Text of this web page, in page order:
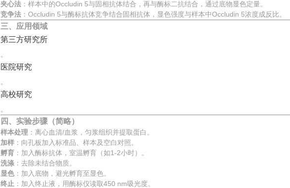
夹心法 ：样本中的Occludin 5与固相抗体结合，再与酶标二抗结合，通过底物显色定量。
竞争法 ：Occludin 5与酶标抗体竞争结合固相抗体，显色强度与样本中Occludin 5浓度成反比。
三、应用领域
第三方研究所
。
医院研究
。
高校研究
。
四、实验步骤（简略）
样本处理 ：离心血清/血浆，匀浆组织并提取蛋白。
加样 ：向孔板加入标准品、样本及空白对照。
孵育 ：加入酶标抗体，室温孵育（如1-2小时）。
洗涤 ：去除未结合物质。
显色：加入底物，避光孵育至显色。
终止 ：加入终止液，用酶标仪读取450 nm吸光度。